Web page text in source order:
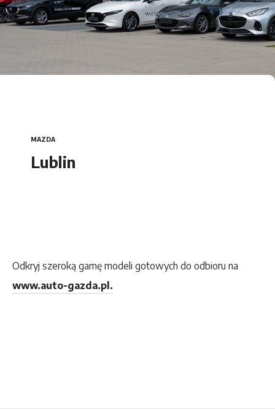
MAZDA
Lublin
Odkryj szeroką gamę modeli gotowych do odbioru na
www.auto-gazda.pl.
Mazda 2 Hybrid
DS Automobiles
MG
Car Detailing